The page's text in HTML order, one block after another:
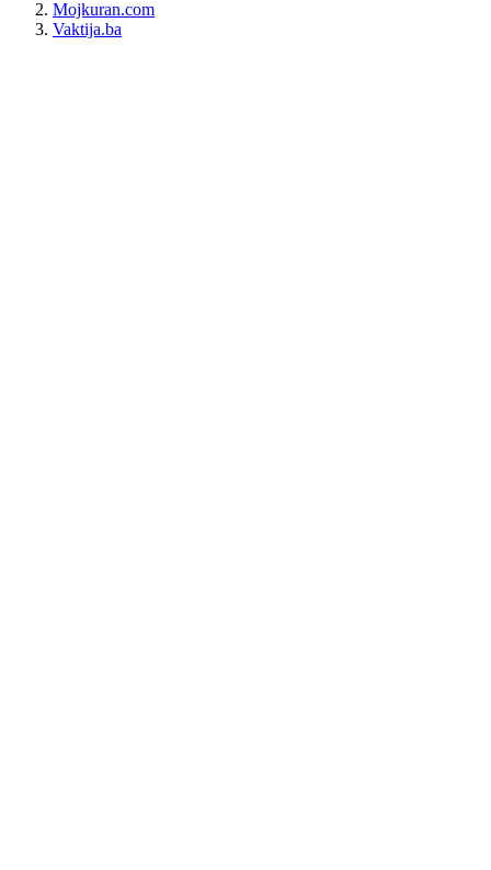
Mojkuran.com
Vaktija.ba